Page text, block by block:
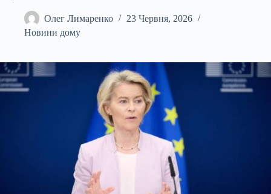
Олег Лимаренко
23 Червня, 2026
Новини дому